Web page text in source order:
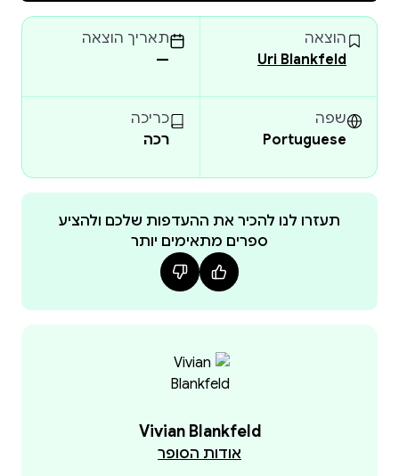
הוצאה
Uri Blankfeld
תאריך הוצאה
—
שפה
Portuguese
כריכה
רכה
תעזרו לנו להכיר את ההעדפות שלכם ולהציע
ספרים מתאימים יותר
Vivian Blankfeld
אודות הסופר